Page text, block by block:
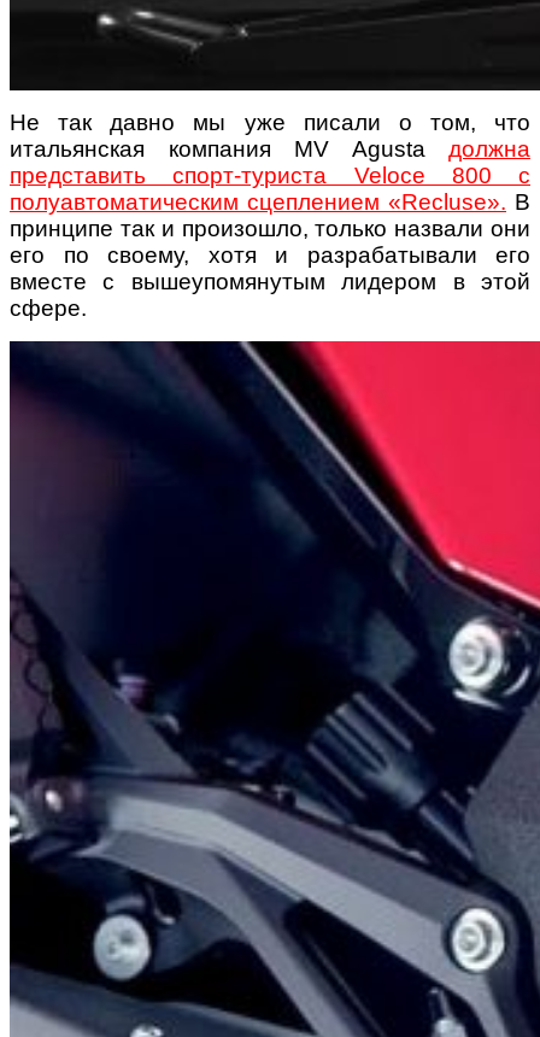
Не так давно мы уже писали о том, что
итальянская компания MV Agusta должна
представить спорт-туриста Veloce 800 с
полуавтоматическим сцеплением «Recluse». В
принципе так и произошло, только назвали они
его по своему, хотя и разрабатывали его
вместе с вышеупомянутым лидером в этой
сфере.